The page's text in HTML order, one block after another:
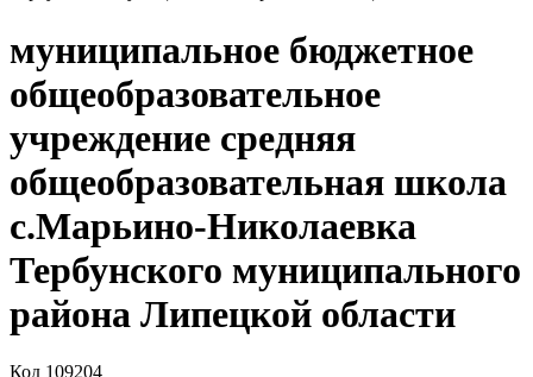
муниципальное бюджетное
общеобразовательное
учреждение средняя
общеобразовательная школа
с.Марьино-Николаевка
Тербунского муниципального
района Липецкой области
Код 109204